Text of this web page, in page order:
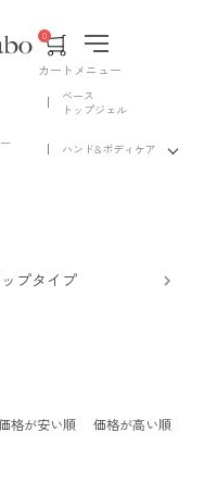
カート
0
メニュー
ベース
トップジェル
ハンド&ボディケア
ップタイプ
格が安い順 価格が高い順